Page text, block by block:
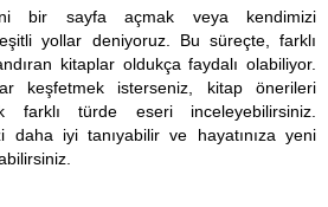
bir sayfa açmak veya kendimizi
yollar deniyoruz. Bu süreçte, farklı
kitaplar oldukça faydalı olabiliyor.
keşfetmek isterseniz, kitap önerileri
farklı türde eseri inceleyebilirsiniz.
daha iyi tanıyabilir ve hayatınıza yeni